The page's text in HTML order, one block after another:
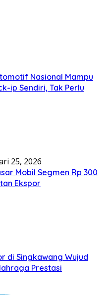
Nasional Mampu
ip Sendiri, Tak Perlu
25, 2026
Mobil Segmen Rp 300
Ekspor
di Singkawang Wujud
Prestasi